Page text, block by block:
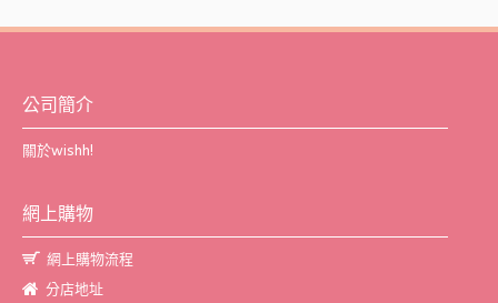
公司簡介
關於wishh!
網上購物
網上購物流程
分店地址